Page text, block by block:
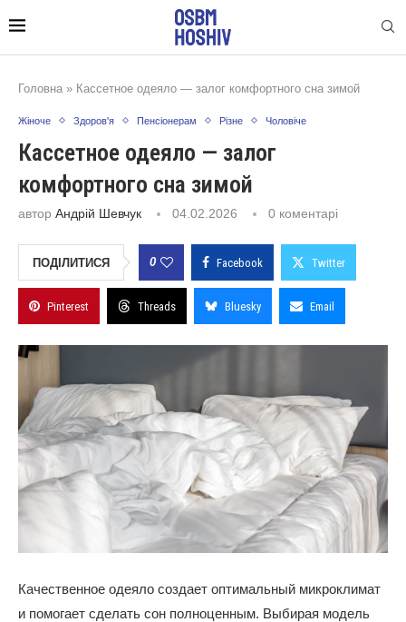
Головна » Кассетное одеяло — залог комфортного сна зимой
Жіноче Здоров'я Пенсіонерам Різне Чоловіче
Кассетное одеяло — залог
комфортного сна зимой
автор Андрій Шевчук 04.02.2026 0 коментарі
ПОДІЛИТИСЯ 0 Facebook Twitter
Pinterest Threads Bluesky Email
Качественное одеяло создает оптимальный микроклимат
и помогает сделать сон полноценным. Выбирая модель